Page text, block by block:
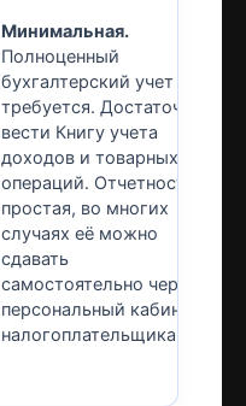
Минимальная.
Полноценный
бухгалтерский учет не
требуется. Достаточно
вести Книгу учета
доходов и товарных
операций. Отчетность
простая, во многих
случаях её можно
сдавать
самостоятельно через
персональный кабинет
налогоплательщика.